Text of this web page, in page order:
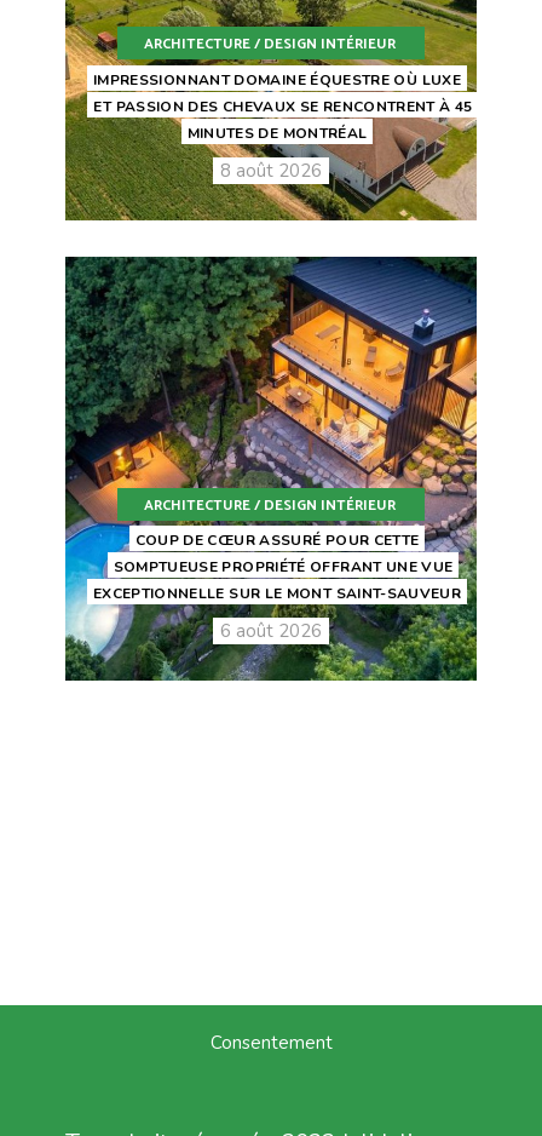
ARCHITECTURE / DESIGN INTÉRIEUR
IMPRESSIONNANT DOMAINE ÉQUESTRE OÙ LUXE
ET PASSION DES CHEVAUX SE RENCONTRENT À 45
MINUTES DE MONTRÉAL
8 août 2026
ARCHITECTURE / DESIGN INTÉRIEUR
COUP DE CŒUR ASSURÉ POUR CETTE
SOMPTUEUSE PROPRIÉTÉ OFFRANT UNE VUE
EXCEPTIONNELLE SUR LE MONT SAINT-SAUVEUR
6 août 2026
Consentement